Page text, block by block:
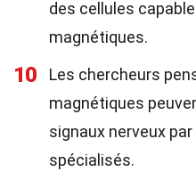
des cellules
magnétiques.
10
Les chercheurs
magnétiques
signaux nerveux
spécialisés.